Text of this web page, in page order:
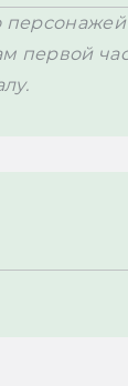
первой